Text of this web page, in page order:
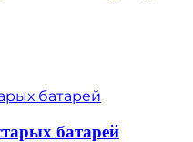
батарей